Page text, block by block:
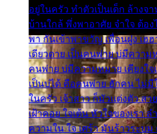
อยู่ในครัว ทำตัวเป็นเด็ก ล้างจ
บ้านใกล้ พึ่งพาอาศัย จำใจ ต้อง
พา กันเข้าพาขวัญ เพื่อนฝูง เฮ
เดียวดาย เป็นคนพ่าย บ่มีความ
คนพ่าย บ่มีความหมาย เคียงใจ
เป็นบ่ได้ คือคนพ่าย ฮักคน ไม่มี
ในครัว เจ้าสาว ก็มัวแต่งตัว สว
เฝ้าคอย ใจเต้น หัวใจของเรา
ความใน ใจ เศร้า มันร้าวระบ